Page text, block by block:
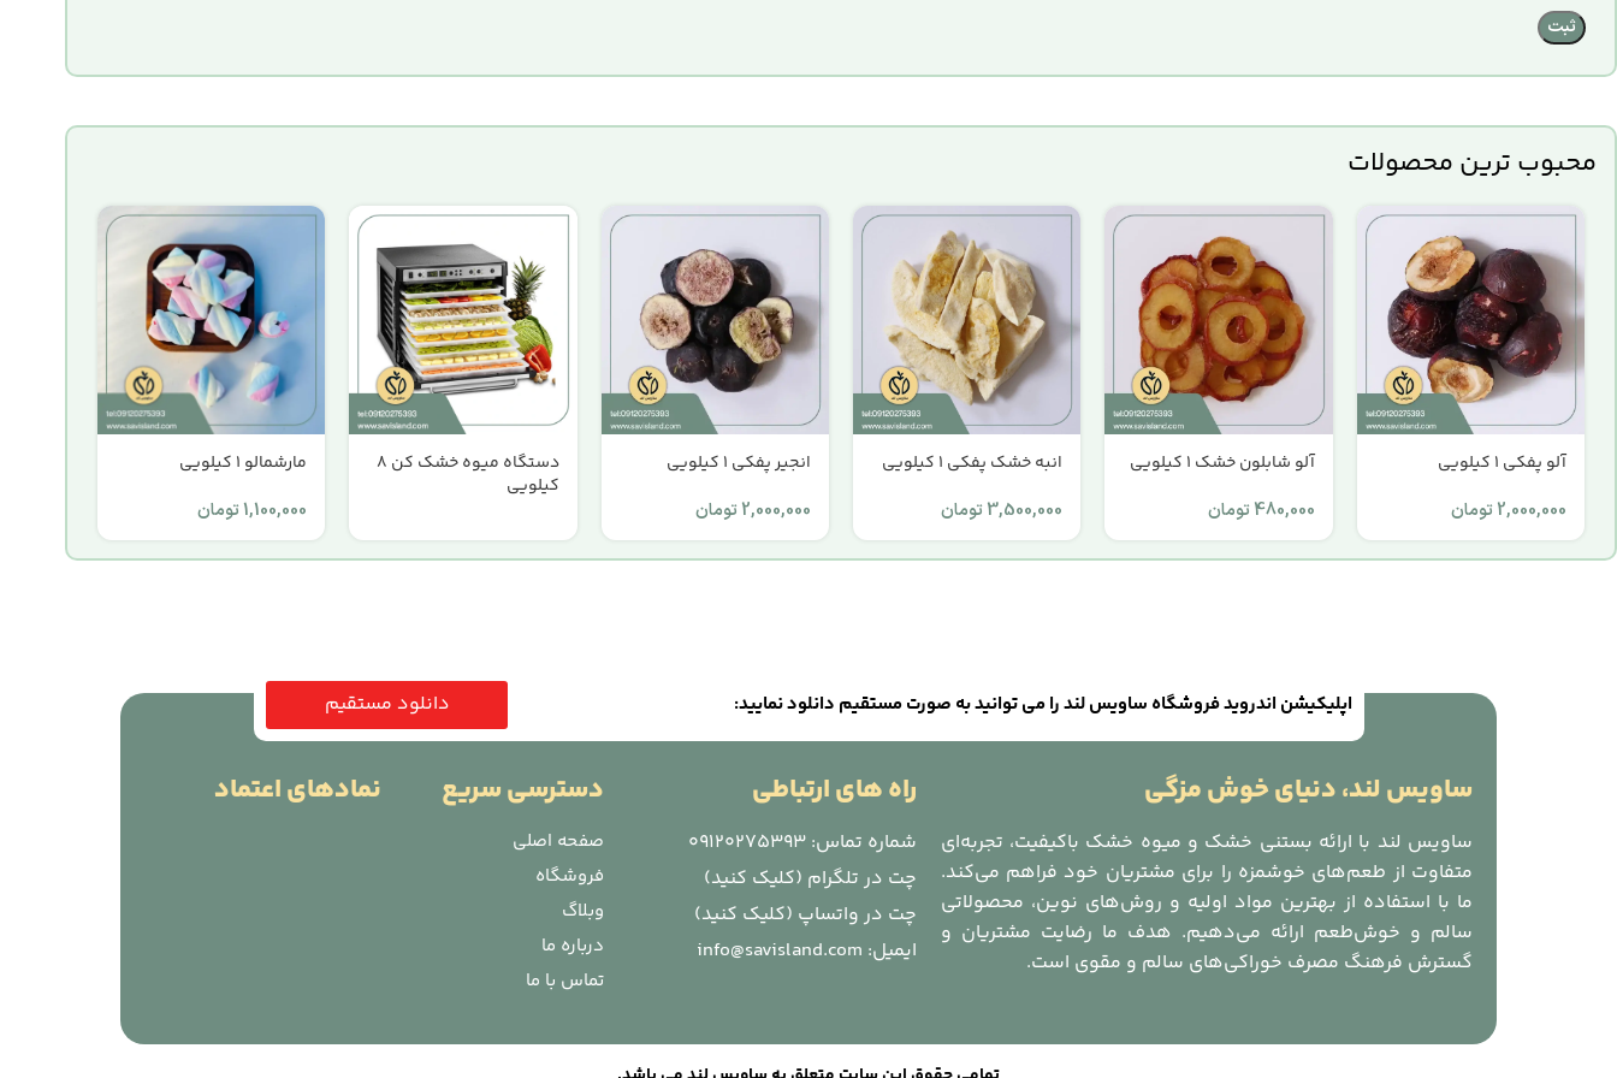
محبوب ترین محصولات
آلو پفکی 1 کیلویی
2,000,000 تومان
آلو شابلون خشک 1 کیلویی
480,000 تومان
انبه خشک پفکی 1 کیلویی
3,500,000 تومان
انجیر پفکی 1 کیلویی
2,000,000 تومان
دستگاه میوه خشک کن ۸
کیلویی
مارشمالو 1 کیلویی
1,100,000 تومان
اپلیکیشن اندروید فروشگاه ساویس لند را می توانید به صورت مستقیم دانلود نمایید: دانلود مستقیم
ساویس لند، دنیای خوش مزگی
ساویس لند با ارائه بستنی خشک و میوه خشک باکیفیت، تجربه‌ای
متفاوت از طعم‌های خوشمزه را برای مشتریان خود فراهم می‌کند.
ما با استفاده از بهترین مواد اولیه و روش‌های نوین، محصولاتی
سالم و خوش‌طعم ارائه می‌دهیم. هدف ما رضایت مشتریان و
گسترش فرهنگ مصرف خوراکی‌های سالم و مقوی است.
راه های ارتباطی
شماره تماس: 09120275393
چت در تلگرام (کلیک کنید)
چت در واتساپ (کلیک کنید)
ایمیل: info@savisland.com
دسترسی سریع
صفحه اصلی
فروشگاه
وبلاگ
درباره ما
تماس با ما
نمادهای اعتماد